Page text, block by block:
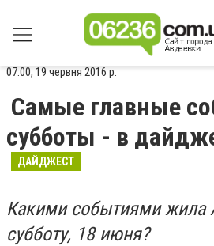
07:00, 19 червня 2016 р.
Самые главные
субботы - в
ДАЙДЖЕСТ
Какими событиями жила
субботу, 18 июня?